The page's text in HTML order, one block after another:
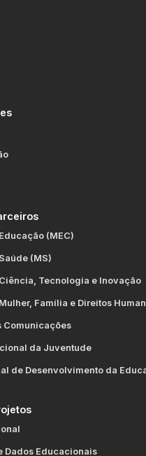
(MEC)
(MS)
Tecnologia e Inovação
Família e Direitos
Comunicações
da Juventude
de Desenvolvimento da
Dados Educacionais